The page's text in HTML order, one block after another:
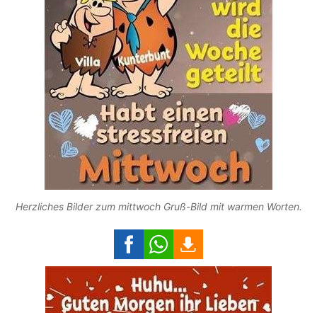
Herzliches Bilder zum mittwoch Gruß-Bild mit warmen Worten.